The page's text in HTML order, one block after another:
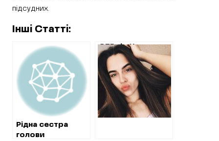
підсудних.
Інші Статті:
Рідна сестра
голови
ОТГ під Харковом
купує цукор по
рекордним для
України цінам